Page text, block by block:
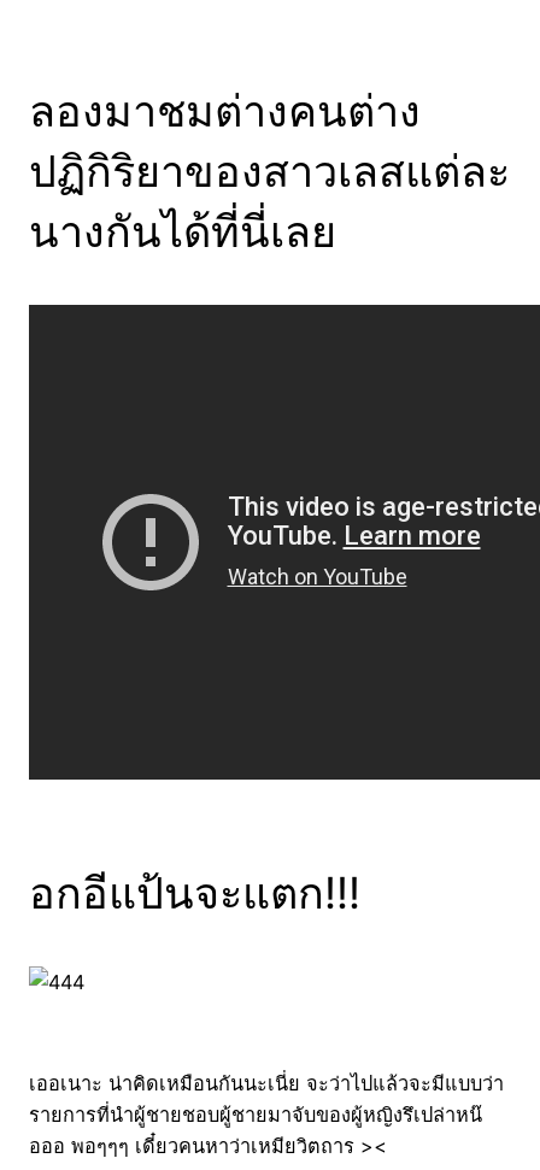
ลองมาชมต่างคนต่าง
ปฏิกิริยาของสาวเลสแต่ละ
นางกันได้ที่นี่เลย
อกอีแป้นจะแตก!!!
เออเนาะ น่าคิดเหมือนกันนะเนี่ย จะว่าไปแล้วจะมีแบบว่า
รายการที่นำผู้ชายชอบผู้ชายมาจับของผู้หญิงรึเปล่าหน๊
อออ พอๆๆๆ เดี๋ยวคนหาว่าเหมียวิตถาร ><